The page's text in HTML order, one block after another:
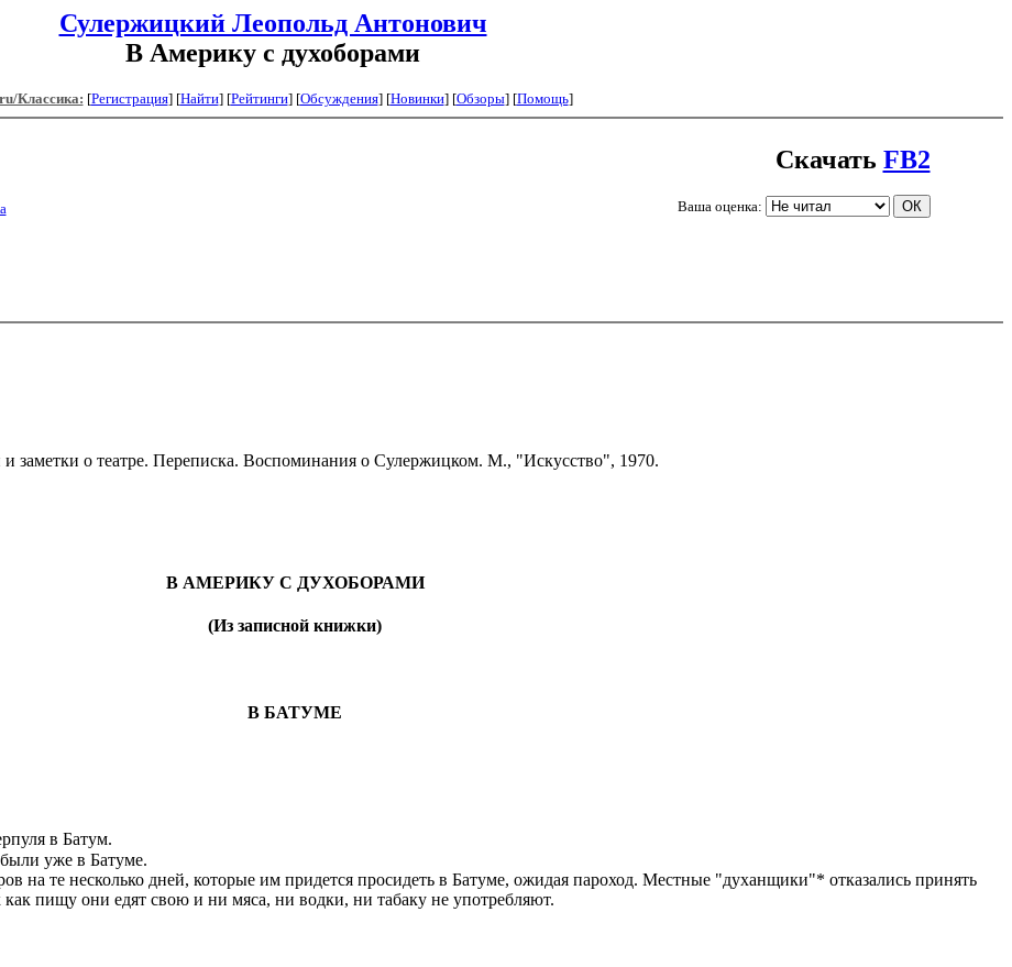
Сулержицкий Леопольд Антонович
В Америку с духоборами
Классика: [Регистрация] [Найти] [Рейтинги] [Обсуждения] [Новинки] [Обзоры] [Помощь]
Скачать FB2
Ваша оценка:
заметки о театре. Переписка. Воспоминания о Сулержицком. М., "Искусство", 1970.
В АМЕРИКУ С ДУХОБОРАМИ
(Из записной книжки)
В БАТУМЕ
в Батум.
уже в Батуме.
на те несколько дней, которые им придется просидеть в Батуме, ожидая пароход. Местные "духанщики"* отказались принять
пищу они едят свою и ни мяса, ни водки, ни табаку не употребляют.